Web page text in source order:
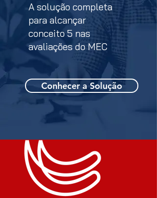
A solução completa
para alcançar
conceito 5 nas
avaliações do MEC
Conhecer a Solução